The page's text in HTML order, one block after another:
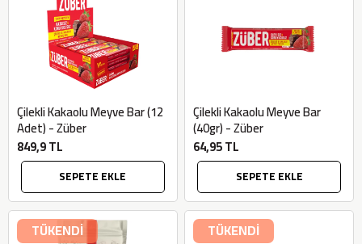
Çilekli Kakaolu Meyve Bar (12
Adet) - Züber
849,9 TL
SEPETE EKLE
Çilekli Kakaolu Meyve Bar
(40gr) - Züber
64,95 TL
SEPETE EKLE
TÜKENDİ TÜKENDİ